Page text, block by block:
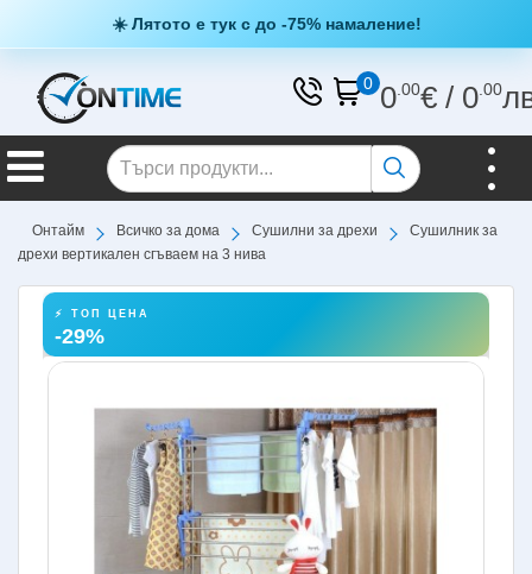
☀️ Лятото е тук с до -75% намаление!
0 0.00€/ 0.00
Онтайм Всичко за дома Сушилни за дрехи
Сушилник за
дрехи вертикален сгъваем на 3 нива
⚡ ТОП ЦЕНА
-29%